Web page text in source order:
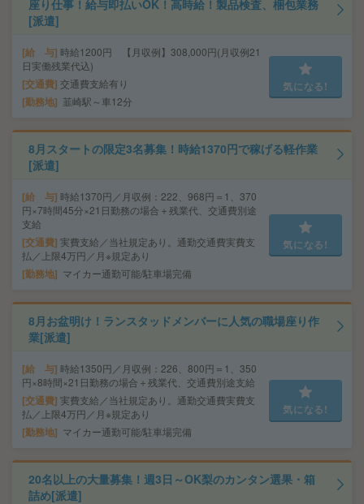
座り仕事！給与即払いOK！高時給！製品検査、梱包業務
[派遣]
給 与 時給1200円 【月収例】308,000円(月収例21
日実働残業代込)
交通費 交通費支給有り
勤務地 韮崎駅～車12分
気になる!
8月スタートの限定3名募集！時給1370円で稼げる軽作業
[派遣]
給 与 時給1370円／月収例：222、968円＝1、370
円×7時間45分×21日勤務の場合＋残業代、交通費別途
支給
交通費 実費支給／当社規定あり。通勤交通費実費支
払／上限4万円／月※規定あり
勤務地 マイカー通勤可能/駐車場完備
気になる!
8月お盆明け！ランスタッドメンバーに人気の職場座り作
業[派遣]
給 与 時給1350円／月収例：226、800円＝1、350
円×8時間×21日勤務の場合＋残業代、交通費別途支給
交通費 実費支給／当社規定あり。通勤交通費実費支
払／上限4万円／月※規定あり
勤務地 マイカー通勤可能/駐車場完備
気になる!
20名以上の大量募集！週3日～OK梨のカンタン選果・箱
詰め[派遣]